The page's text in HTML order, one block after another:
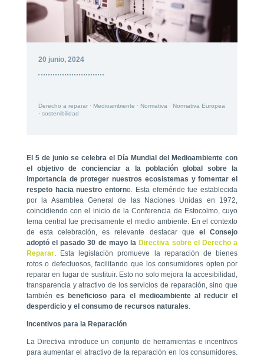
20 junio, 2024
Derecho a reparar· Medioambiente · Normativa · Normativa Europea
· sostenibilidad
El 5 de junio se celebra el Día Mundial del Medioambiente con
el objetivo de concienciar a la población global sobre la
importancia de proteger nuestros ecosistemas y fomentar el
respeto hacia nuestro entorno. Esta efeméride fue establecida
por la Asamblea General de las Naciones Unidas en 1972,
coincidiendo con el inicio de la Conferencia de Estocolmo, cuyo
tema central fue precisamente el medio ambiente. En el contexto
de esta celebración, es relevante destacar que el Consejo
adoptó el pasado 30 de mayo laDirectiva sobre el Derecho a
Reparar. Esta legislación promueve la reparación de bienes
rotos o defectuosos, facilitando que los consumidores opten por
reparar en lugar de sustituir. Esto no solo mejora la accesibilidad,
transparencia y atractivo de los servicios de reparación, sino que
también es beneficioso para el medioambiente al reducir el
desperdicio y el consumo de recursos naturales
Incentivos para la Reparación
La Directiva introduce un conjunto de herramientas e incentivos
para aumentar el atractivo de la reparación en los consumidores.